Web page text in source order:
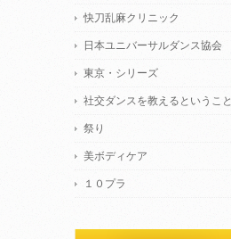
快刀乱麻クリニック
日本ユニバーサルダンス協会
東京・シリーズ
社交ダンスを教えるということ
祭り
美ボディケア
１０プラ